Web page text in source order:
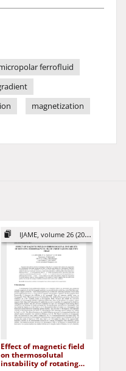
ferrofluid
magnetization
IJAME, volume 26 (2021)
Effect of magnetic field
on thermosolutal
instability of rotating